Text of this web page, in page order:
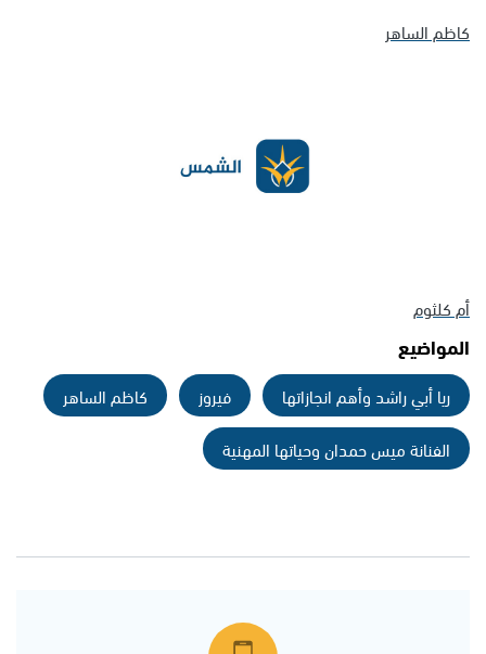
كاظم الساهر
أم كلثوم
المواضيع
ريا أبي راشد وأهم انجازاتها فيروز
كاظم الساهر
الفنانة ميس حمدان وحياتها المهنية